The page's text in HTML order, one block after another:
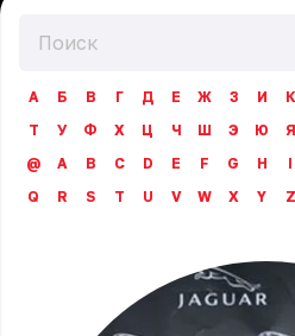
А Б В Г Д Е Ж З И К
Т
У Ф Х Ц Ч Ш Э Ю
Я
@
A B C D E F G H I
Q
R S T U V W X Y Z